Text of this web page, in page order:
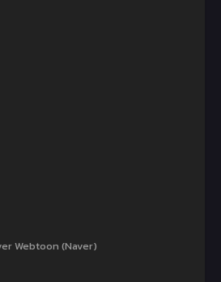
Webtoon (Naver)